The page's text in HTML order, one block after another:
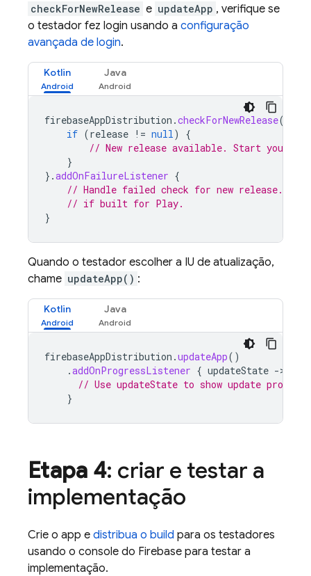
checkForNewRelease e updateApp , verifique se
o testador fez login usando a configuração
avançada de login.
Kotlin Java
firebaseAppDistribution .checkForNewRelease().
if (release != null)
{
// New release available. Start your
}
}.addOnFailureListener {
// Handle failed check for new release. Fails
// if built for Play.
}
Quando o testador escolher a IU de atualização,
chame updateApp() :
Kotlin Java
firebaseAppDistribution .updateApp()
.addOnProgressListener { updateState -
// Use updateState to show update
}
Etapa 4: criar e testar a
implementação
Crie o app e distribua o build para os testadores
usando o console do Firebase para testar a
implementação.